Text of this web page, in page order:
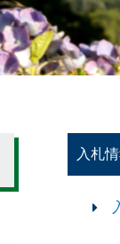
入札